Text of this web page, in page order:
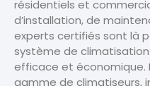
résidentiels et
d’installation, de
experts certifiés sont là
système de
efficace et économique.
gamme de climatiseurs,